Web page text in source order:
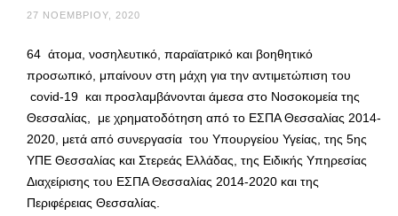
27 ΝΟΕΜΒΡΊΟΥ, 2020
64 άτομα, νοσηλευτικό, παραϊατρικό και βοηθητικό
προσωπικό, μπαίνουν στη μάχη για την αντιμετώπιση του
covid-19 και προσλαμβάνονται άμεσα στο Νοσοκομεία της
Θεσσαλίας, με χρηματοδότηση από το ΕΣΠΑ Θεσσαλίας 2014-
2020, μετά από συνεργασία του Υπουργείου Υγείας, της 5ης
ΥΠΕ Θεσσαλίας και Στερεάς Ελλάδας, της Ειδικής Υπηρεσίας
Διαχείρισης του ΕΣΠΑ Θεσσαλίας 2014-2020 και της
Περιφέρειας Θεσσαλίας.